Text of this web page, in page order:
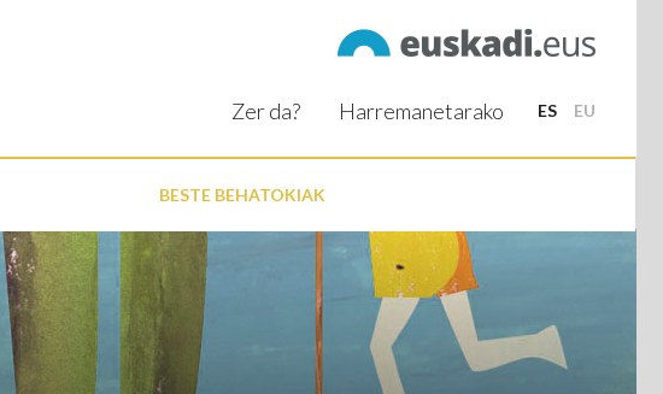
ES EU
BESTE BEHATOKIAK
Zer da? Harremanetarako